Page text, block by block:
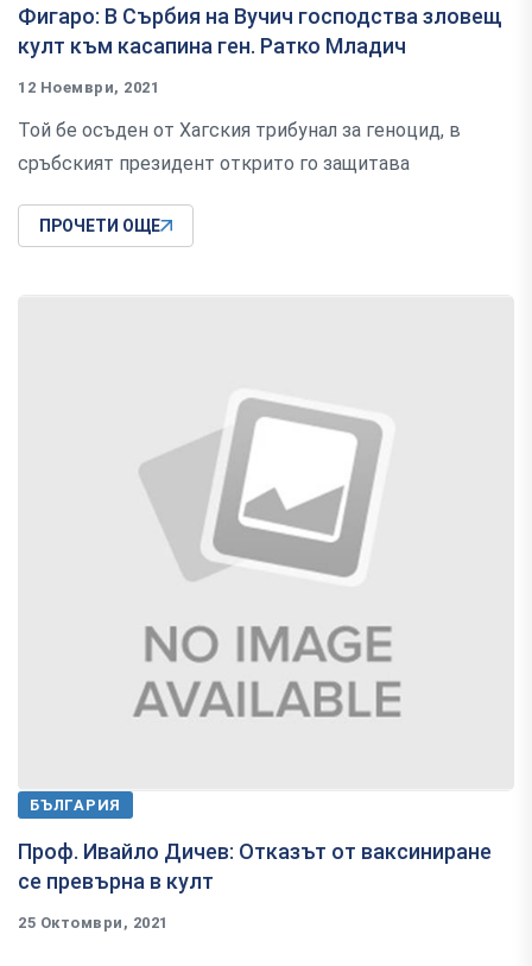
Фигаро: В Сърбия на Вучич господства зловещ
култ към касапина ген. Ратко Младич
12 Ноември, 2021
Той бе осъден от Хагския трибунал за геноцид, в
сръбският президент открито го защитава
ПРОЧЕТИ ОЩЕ
БЪЛГАРИЯ
Проф. Ивайло Дичев: Отказът от ваксиниране
се превърна в култ
25 Октомври, 2021